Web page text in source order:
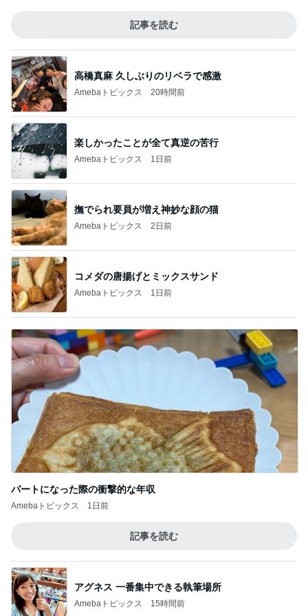
記事を読む
高橋真麻 久しぶりのリベラで感激
Amebaトピックス 20時間前
楽しかったことが全て真逆の苦行
Amebaトピックス 1日前
撫でられ要員が増え神妙な顔の猫
Amebaトピックス 2日前
コメダの唐揚げとミックスサンド
Amebaトピックス 1日前
パートになった際の衝撃的な年収
Amebaトピックス 1日前
記事を読む
アグネス 一番集中できる執筆場所
Amebaトピックス 15時間前